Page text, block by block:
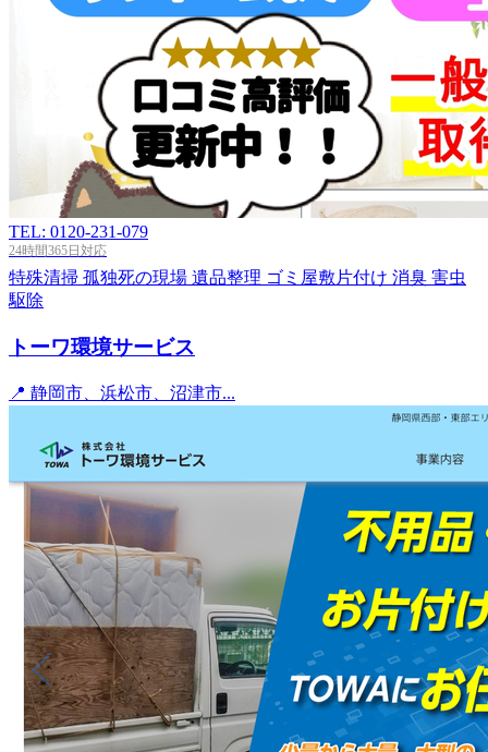
TEL: 0120-231-079
24時間365日対応
特殊清掃 孤独死の現場 遺品整理 ゴミ屋敷片付け 消臭 害虫
駆除
トーワ環境サービス
📍 静岡市、浜松市、沼津市...